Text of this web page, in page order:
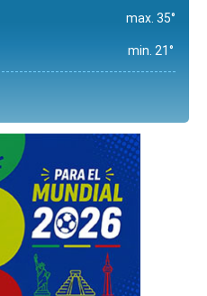
max. 35°
min. 21°